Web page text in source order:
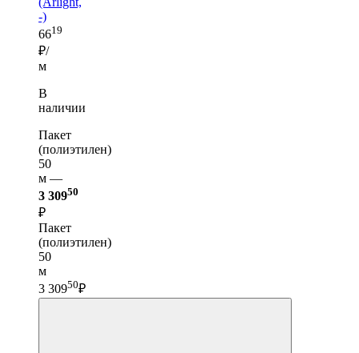
-)
6619
₽/
м
В
наличии
Пакет
(полиэтилен)
50
м —
3 30950
₽
Пакет
(полиэтилен)
50
м
3 30950₽